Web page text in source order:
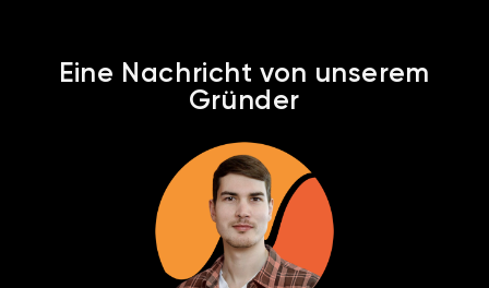
Eine Nachricht von unserem
Gründer​